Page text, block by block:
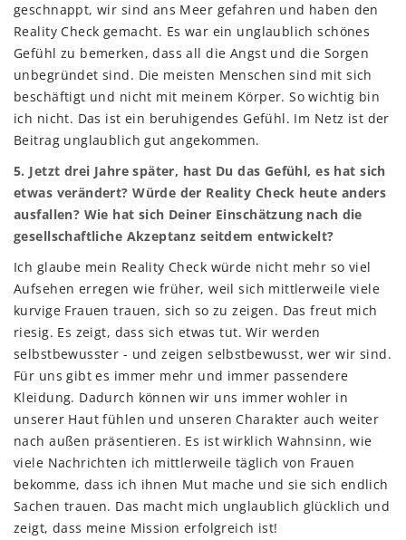
geschnappt, wir sind ans Meer gefahren und haben den
Reality Check gemacht. Es war ein unglaublich schönes
Gefühl zu bemerken, dass all die Angst und die Sorgen
unbegründet sind. Die meisten Menschen sind mit sich
beschäftigt und nicht mit meinem Körper. So wichtig bin
ich nicht. Das ist ein beruhigendes Gefühl. Im Netz ist der
Beitrag unglaublich gut angekommen.
5. Jetzt drei Jahre später, hast Du das Gefühl, es hat sich
etwas verändert? Würde der Reality Check heute anders
ausfallen? Wie hat sich Deiner Einschätzung nach die
gesellschaftliche Akzeptanz seitdem entwickelt?
Ich glaube mein Reality Check würde nicht mehr so viel
Aufsehen erregen wie früher, weil sich mittlerweile viele
kurvige Frauen trauen, sich so zu zeigen. Das freut mich
riesig. Es zeigt, dass sich etwas tut. Wir werden
selbstbewusster - und zeigen selbstbewusst, wer wir sind.
Für uns gibt es immer mehr und immer passendere
Kleidung. Dadurch können wir uns immer wohler in
unserer Haut fühlen und unseren Charakter auch weiter
nach außen präsentieren. Es ist wirklich Wahnsinn, wie
viele Nachrichten ich mittlerweile täglich von Frauen
bekomme, dass ich ihnen Mut mache und sie sich endlich
Sachen trauen. Das macht mich unglaublich glücklich und
zeigt, dass meine Mission erfolgreich ist!